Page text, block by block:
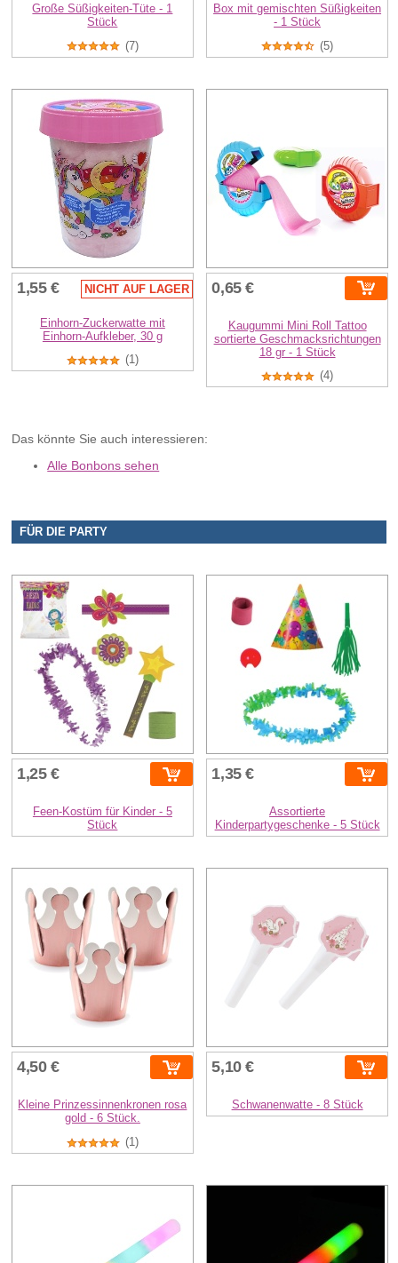
Große Süßigkeiten-Tüte - 1
Stück
(7)
Box mit gemischten Süßigkeiten
- 1 Stück
(5)
1,55 € NICHT AUF LAGER
Einhorn-Zuckerwatte mit
Einhorn-Aufkleber, 30 g
(1)
0,65 €
Kaugummi Mini Roll Tattoo
sortierte Geschmacksrichtungen
18 gr - 1 Stück
(4)
Das könnte Sie auch interessieren:
Alle Bonbons sehen
FÜR DIE PARTY
1,25 €
Feen-Kostüm für Kinder - 5
Stück
1,35 €
Assortierte
Kinderpartygeschenke - 5 Stück
4,50 €
Kleine Prinzessinnenkronen rosa
gold - 6 Stück.
(1)
5,10 €
Schwanenwatte - 8 Stück